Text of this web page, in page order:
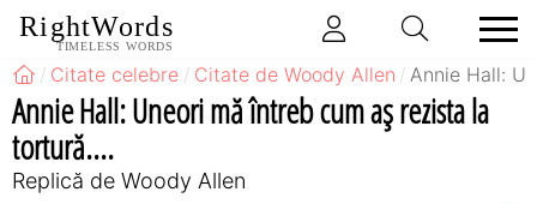
RightWords
TIMELESS WORDS
Citate celebre Citate de Woody Allen Annie Hall:
Annie Hall: Uneori mă întreb cum aş rezista la
tortură....
Replică de Woody Allen